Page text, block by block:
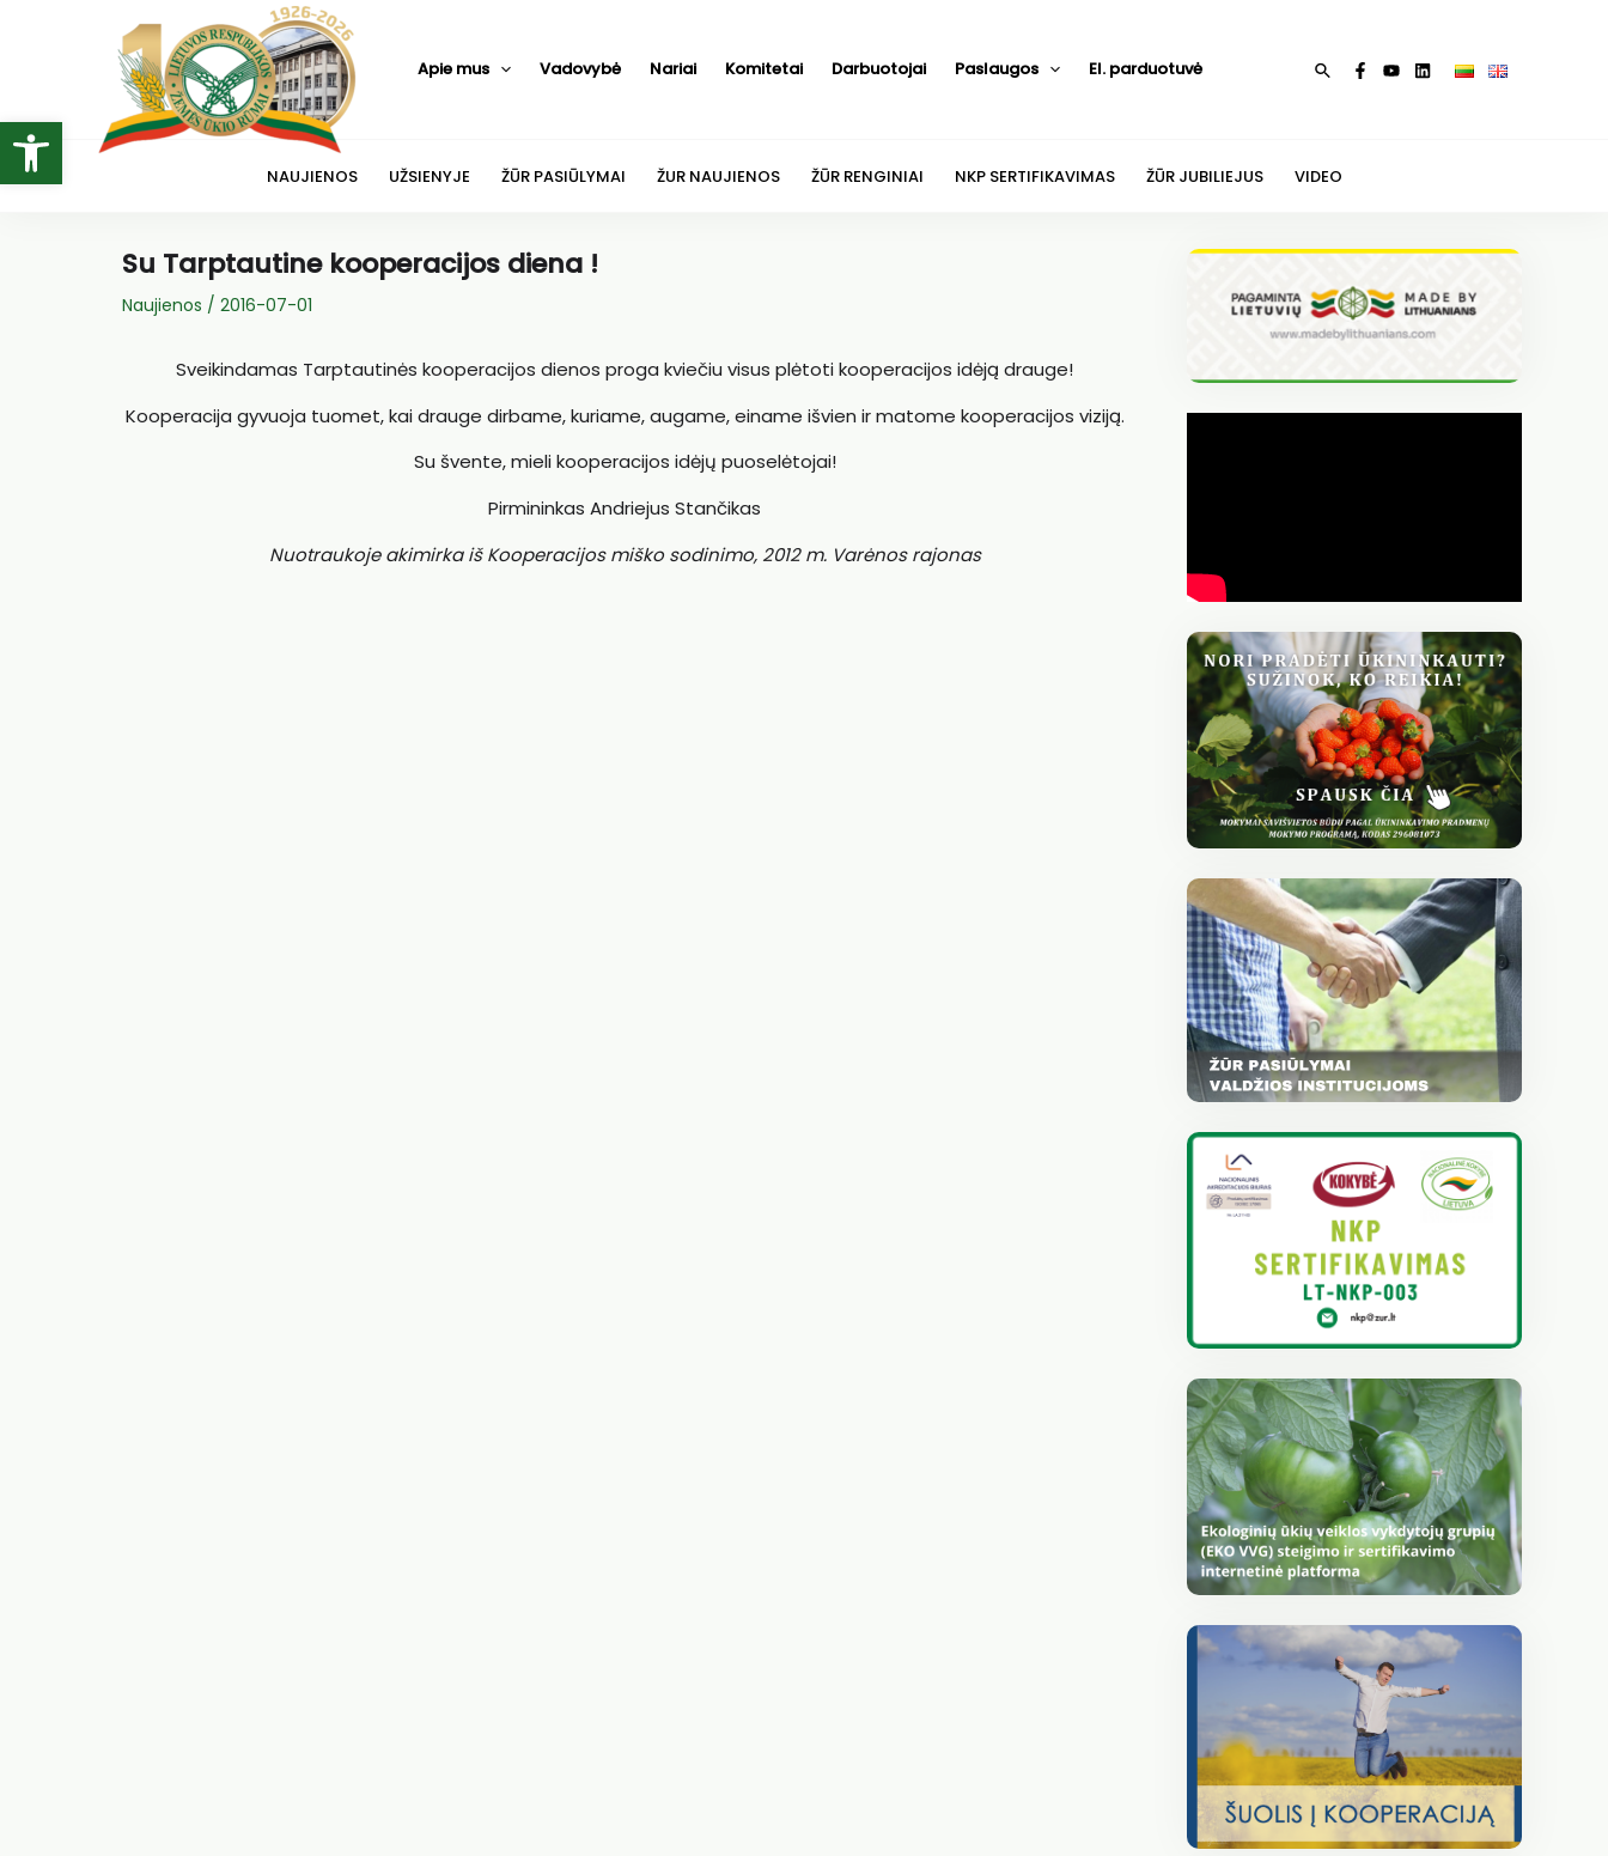
Open toolbar
Apie mus Vadovybė Nariai Komitetai Darbuotojai Paslaugos El. parduotuvė Paieška
NAUJIENOS UŽSIENYJE ŽŪR PASIŪLYMAI ŽUR NAUJIENOS ŽŪR RENGINIAI NKP SERTIFIKAVIMAS ŽŪR JUBILIEJUS VIDEO
Su Tarptautine kooperacijos diena !
Naujienos / 2016-07-01
Sveikindamas Tarptautinės kooperacijos dienos proga kviečiu visus plėtoti kooperacijos idėją drauge!
Kooperacija gyvuoja tuomet, kai drauge dirbame, kuriame, augame, einame išvien ir matome kooperacijos viziją.
Su švente, mieli kooperacijos idėjų puoselėtojai!
Pirmininkas Andriejus Stančikas
Nuotraukoje akimirka iš Kooperacijos miško sodinimo, 2012 m. Varėnos rajonas